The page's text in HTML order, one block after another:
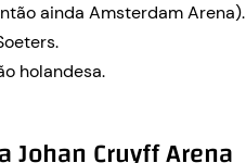
ainda Amsterdam Arena).
holandesa.